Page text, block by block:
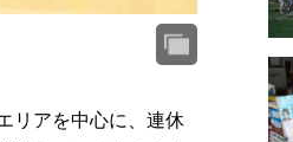
リアを中心に、連休